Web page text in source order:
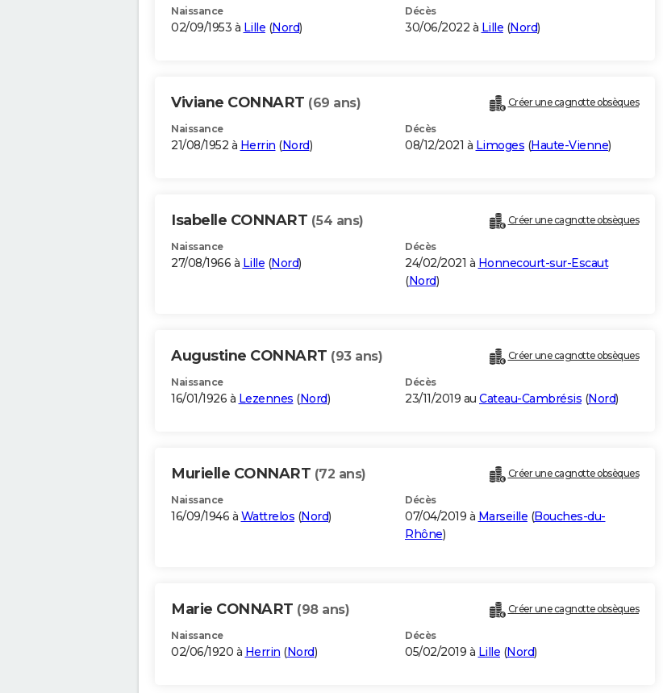
Naissance
02/09/1953 à Lille (Nord)
Décès
30/06/2022 à Lille (Nord)
Viviane CONNART (69 ans) Créer une cagnotte obsèques
Naissance
21/08/1952 à Herrin (Nord)
Décès
08/12/2021 à Limoges (Haute-Vienne)
Isabelle CONNART (54 ans) Créer une cagnotte obsèques
Naissance
27/08/1966 à Lille (Nord)
Décès
24/02/2021 à Honnecourt-sur-Escaut
(Nord)
Augustine CONNART (93 ans) Créer une cagnotte obsèques
Naissance
16/01/1926 à Lezennes (Nord)
Décès
23/11/2019 au Cateau-Cambrésis (Nord)
Murielle CONNART (72 ans) Créer une cagnotte obsèques
Naissance
16/09/1946 à Wattrelos (Nord)
Décès
07/04/2019 à Marseille (Bouches-du-
Rhône)
Marie CONNART (98 ans) Créer une cagnotte obsèques
Naissance
02/06/1920 à Herrin (Nord)
Décès
05/02/2019 à Lille (Nord)